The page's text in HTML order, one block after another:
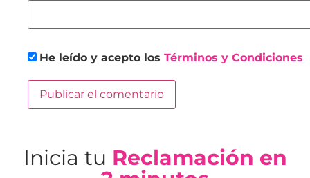
He leído y acepto los Términos y Condiciones
Inicia tu Reclamación en